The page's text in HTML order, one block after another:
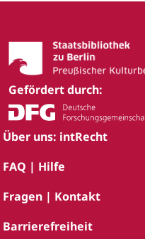
Gefördert durch:
Über uns: intRecht
FAQ | Hilfe
Fragen | Kontakt
Barrierefreiheit